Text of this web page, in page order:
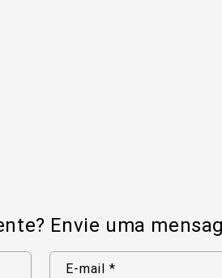
Envie uma
E-mail *